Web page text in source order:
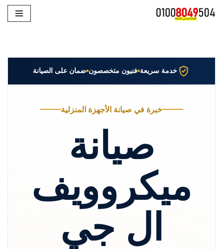
خدمة سريعة فنيون متخصصون ضمان على الصيانة
خبرة في صيانة الأجهزة المنزلية
صيانة
ميكروويف
ال جي